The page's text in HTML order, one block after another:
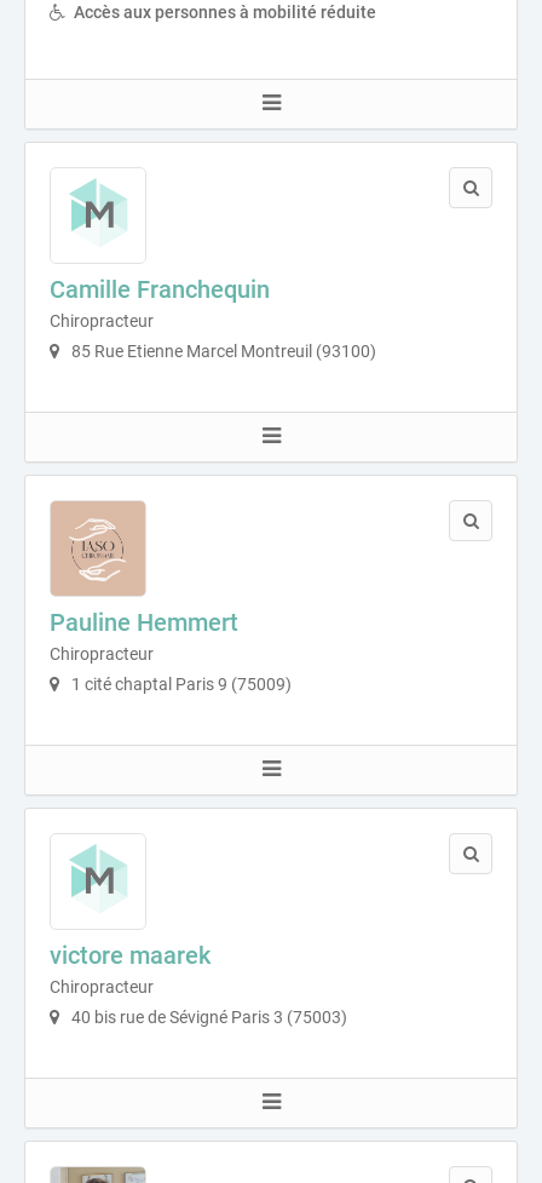
Accès aux personnes à mobilité réduite
Camille Franchequin
Chiropracteur
85 Rue Etienne Marcel Montreuil (93100)
Pauline Hemmert
Chiropracteur
1 cité chaptal Paris 9 (75009)
victore maarek
Chiropracteur
40 bis rue de Sévigné Paris 3 (75003)